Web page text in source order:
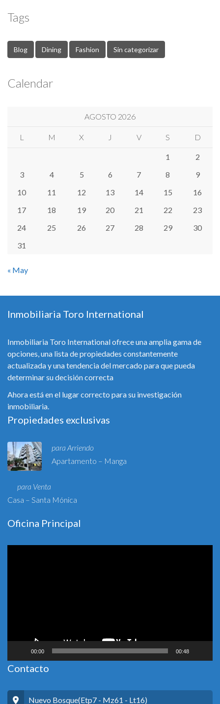
Tags
Blog Dining Fashion Sin categorizar
Calendar
AGOSTO 2026
L M X J V S D
1
2
3
4 5 6 7 8
9
10
11 12 13 14 15
16
17
18 19 20 21 22
23
24
25 26 27 28 29
30
31
« May
Inmobiliaria Toro International
Inmobiliaria Toro International ofrece una amplia gama de
opciones, una lista de propiedades constantemente
actualizada y una tendencia del mercado para que pueda
determinar su decisión correcta
Ahora está en el lugar correcto para su investigación
inmobiliaria.
Propiedades exclusivas
para Arriendo
Apartamento – Manga
para Venta
Casa – Santa Mónica
Oficina Principal
00:00 00:48
Contacto
Nuevo Bosque(Etp7 - Mz61 - Lt16)